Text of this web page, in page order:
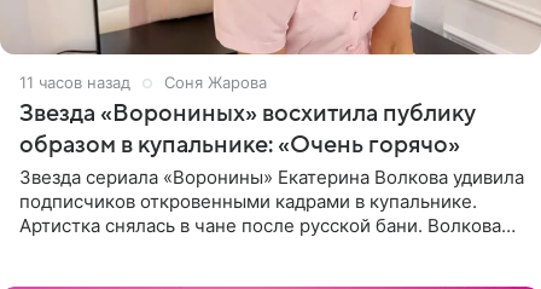
11 часов назад Соня Жарова
Звезда «Ворониных» восхитила публику
образом в купальнике: «Очень горячо»
Звезда сериала «Воронины» Екатерина Волкова удивила
подписчиков откровенными кадрами в купальнике.
Артистка снялась в чане после русской бани. Волкова